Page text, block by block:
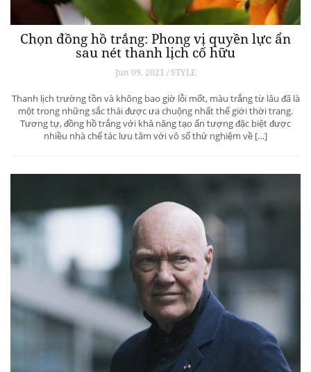
Chọn đồng hồ trắng: Phong vị quyền lực ẩn
sau nét thanh lịch cố hữu
Jun 09, 2021 / STYLE
Thanh lịch trường tồn và không bao giờ lỗi mốt, màu trắng từ lâu đã là
một trong những sắc thái được ưa chuộng nhất thế giới thời trang.
Tương tự, đồng hồ trắng với khả năng tạo ấn tượng đặc biệt được
nhiều nhà chế tác lưu tâm với vô số thử nghiệm về […]